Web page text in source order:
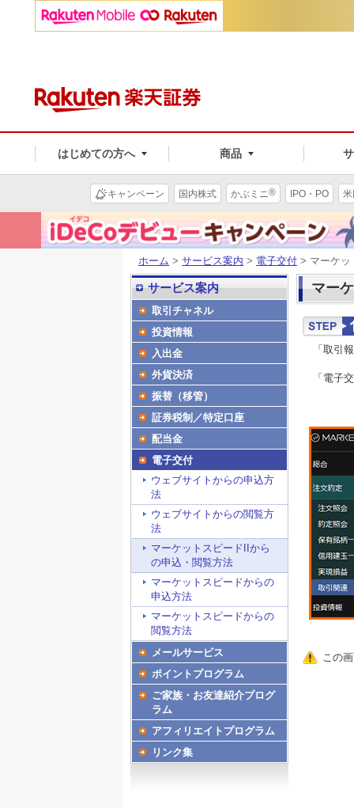
はじめての方へ 商品
キャンペーン 国内株式 かぶミニ® IPO・PO
ホーム > サービス案内 > 電子交付 > マーケッ
マー
「取引
「電子
この
サービス案内
取引チャネル
投資情報
入出金
外貨決済
振替（移管）
証券税制／特定口座
配当金
電子交付
ウェブサイトからの申込方
法
ウェブサイトからの閲覧方
法
マーケットスピードIIから
の申込・閲覧方法
マーケットスピードからの
申込方法
マーケットスピードからの
閲覧方法
メールサービス
ポイントプログラム
ご家族・お友達紹介プログ
ラム
アフィリエイトプログラム
リンク集